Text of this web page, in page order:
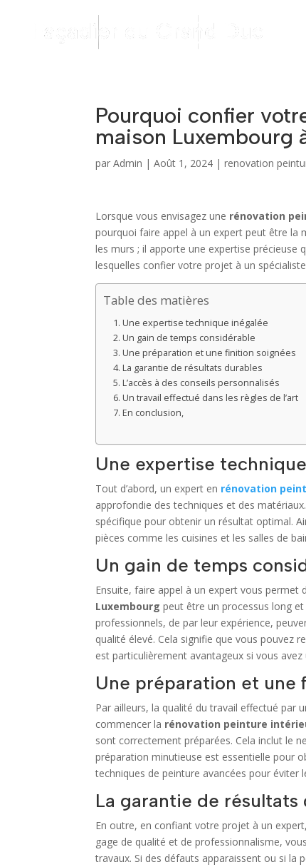
Pourquoi confier
maison Luxembourg
parAdmin |Août 1, 2024 |renovation
Lorsque vous envisagez une rénovation
pourquoi faire appel à un expert peut être la
les murs ; il apporte une expertise précieuse
lesquelles confier votre projet à un
Table des matières
Une expertise technique inégalée
Un gain de temps considérable
Une préparation et une finition soignées
La garantie de résultats durables
L’accès à des conseils personnalisés
Un travail effectué dans les règles de l’art
En conclusion,
Une expertise
Tout d’abord, un expert en rénovation
approfondie des techniques et des
spécifique pour obtenir un résultat optimal.
pièces comme les cuisines et les salles de
Un gain de temps
Ensuite, faire appel à un expert vous permet
Luxembourg peut être un processus long
professionnels, de par leur expérience,
qualité élevé. Cela signifie que vous pouvez
est particulièrement avantageux si vous
Une préparation et une
Par ailleurs, la qualité du travail effectué par
commencer la rénovation peinture
sont correctement préparées. Cela inclut le
préparation minutieuse est essentielle pour
techniques de peinture avancées pour
La garantie de résultats
En outre, en confiant votre projet à un
gage de qualité et de professionnalisme,
travaux. Si des défauts apparaissent ou si